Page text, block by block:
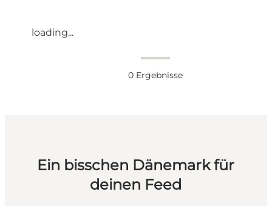
loading...
0 Ergebnisse
Ein bisschen Dänemark für
deinen Feed